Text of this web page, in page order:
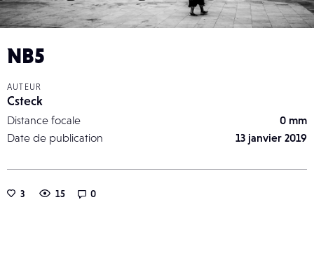
NB5
AUTEUR
Csteck
Distance focale
0 mm
Date de publication
13 janvier 2019
3 15 0